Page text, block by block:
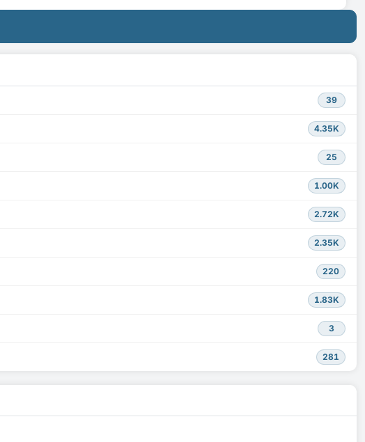
39
4.35K
25
1.00K
2.72K
2.35K
220
1.83K
3
281